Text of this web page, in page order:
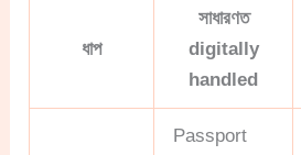
ধাপ
সাধারণত
digitally
handled
Passport